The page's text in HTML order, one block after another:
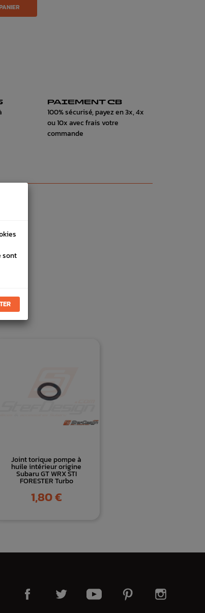
PAIEMENT CB
100% sécurisé, payez en 3x, 4x
ou 10x avec frais votre
commande
Joint torique pompe à
huile intérieur origine
Subaru GT WRX STI
FORESTER Turbo
Prix
1,80 €
sont